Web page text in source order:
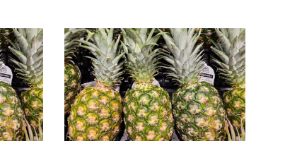
pathogen?
pueden mejorar el crecimiento y brindar protección
Bromelain phytochemicals can enhance